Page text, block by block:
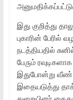
இது குறித்து
புகாரின் பேரில்
நடத்தியதில்
பேரும்
இதுபோன்று வீண்
இதையடுத்து